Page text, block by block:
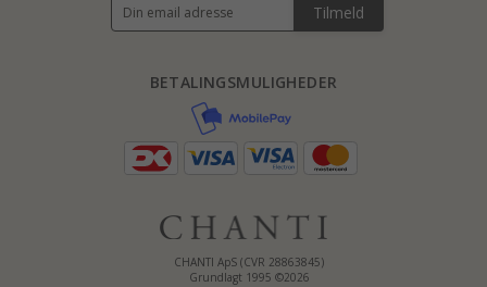
CHANTI ApS (CVR 28863845)
Grundlagt 1995 ©2026
BETALINGSMULIGHEDER
Tilmeld